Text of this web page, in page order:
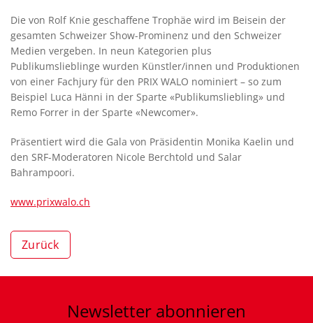
Die von Rolf Knie geschaffene Trophäe wird im Beisein der
gesamten Schweizer Show-Prominenz und den Schweizer
Medien vergeben. In neun Kategorien plus
Publikumslieblinge wurden Künstler/innen und Produktionen
von einer Fachjury für den PRIX WALO nominiert – so zum
Beispiel Luca Hänni in der Sparte «Publikumsliebling» und
Remo Forrer in der Sparte «Newcomer».
Präsentiert wird die Gala von Präsidentin Monika Kaelin und
den SRF-Moderatoren Nicole Berchtold und Salar
Bahrampoori.
www.prixwalo.ch
Zurück
Newsletter abonnieren